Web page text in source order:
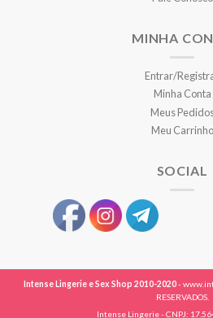
MINHA
Entrar/
Minha Conta
Meus
Meu Carrinho
SOCIAL
Intense Lingerie e Sex Shop 2010-2020-
RESERVADOS.
Intense Lingerie - CNPJ: